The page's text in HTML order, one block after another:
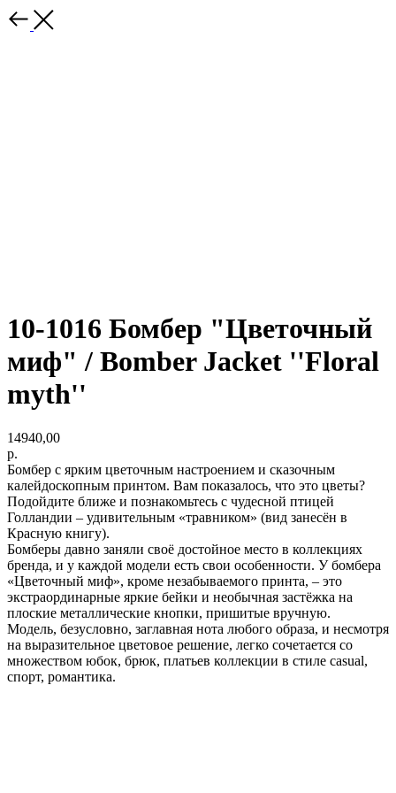
10-1016 Бомбер "Цветочный
миф" / Bomber Jacket ''Floral
myth''
14940,00
р.
Бомбер с ярким цветочным настроением и сказочным
калейдоскопным принтом. Вам показалось, что это цветы?
Подойдите ближе и познакомьтесь с чудесной птицей
Голландии – удивительным «травником» (вид занесён в
Красную книгу).
Бомберы давно заняли своё достойное место в коллекциях
бренда, и у каждой модели есть свои особенности. У бомбера
«Цветочный миф», кроме незабываемого принта, – это
экстраординарные яркие бейки и необычная застёжка на
плоские металлические кнопки, пришитые вручную.
Модель, безусловно, заглавная нота любого образа, и несмотря
на выразительное цветовое решение, легко сочетается со
множеством юбок, брюк, платьев коллекции в стиле casual,
спорт, романтика.